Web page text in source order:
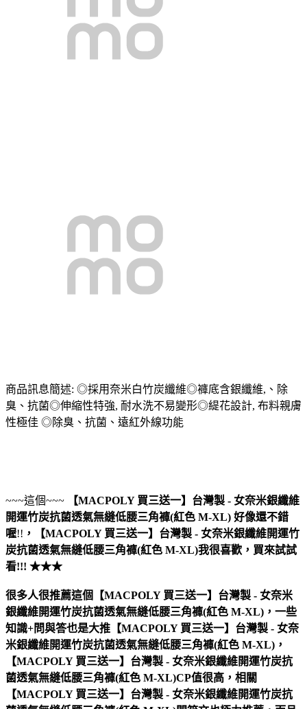
商品訊息簡述: ◎採用奈米白竹炭纖維◎褲底含銀纖維,、除
臭、抗菌◎伸縮性特強, 耐水洗不易變形◎緹花設計, 布料親膚
性極佳 ◎除臭、抗菌、遠紅外線功能
~~~這個~~~
【MACPOLY 買三送一】台灣製 - 女奈米銀纖維
開運竹炭抗菌透氣無縫低腰三角褲(紅色 M-XL) 好像還不錯
喔!! ，
【MACPOLY 買三送一】台灣製 - 女奈米銀纖維開運竹
炭抗菌透氣無縫低腰三角褲(紅色 M-XL)我很喜歡，買來試試
看!!! ★★★
很多人很推薦這個【MACPOLY 買三送一】台灣製 - 女奈米
銀纖維開運竹炭抗菌透氣無縫低腰三角褲(紅色 M-XL)，一些
知識+問與答也是大推【MACPOLY 買三送一】台灣製 - 女奈
米銀纖維開運竹炭抗菌透氣無縫低腰三角褲(紅色 M-XL)，
【MACPOLY 買三送一】台灣製 - 女奈米銀纖維開運竹炭抗
菌透氣無縫低腰三角褲(紅色 M-XL)CP值很高，相關
【MACPOLY 買三送一】台灣製 - 女奈米銀纖維開運竹炭抗